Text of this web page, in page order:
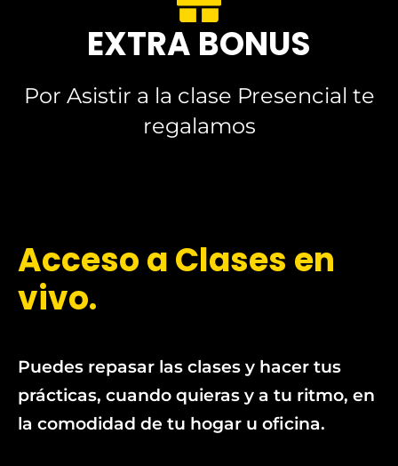
EXTRA BONUS
Por Asistir a la clase Presencial te
regalamos
Acceso a Clases en
vivo.
Puedes repasar las clases y hacer tus
prácticas, cuando quieras y a tu ritmo, en
la comodidad de tu hogar u oficina.